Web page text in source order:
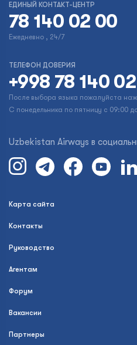
ЕДИНЫЙ КОНТАКТ-ЦЕНТР
78 140 02 00
Ежедневно , 24/7
ТЕЛЕФОН ДОВЕРИЯ
+998 78 140
После выбора языка пожалуйста
С понедельника по пятницу с 09:00
Uzbekistan Airways в
Карта сайта
Контакты
Руководство
Агентам
Форум
Вакансии
Партнеры